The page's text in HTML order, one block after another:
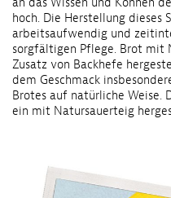
hoch. Die Herstellung dieses
arbeitsaufwendig und
sorgfältigen Pflege. Brot mit
Zusatz von Backhefe
dem Geschmack
Brotes auf natürliche Weise.
ein mit Natursauerteig